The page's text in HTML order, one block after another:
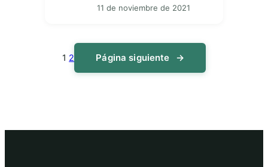
11 de noviembre de 2021
1 2 Página siguiente →